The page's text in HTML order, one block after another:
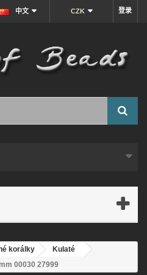
登录
CZK
中文
korálky
Kulaté
00030 27999